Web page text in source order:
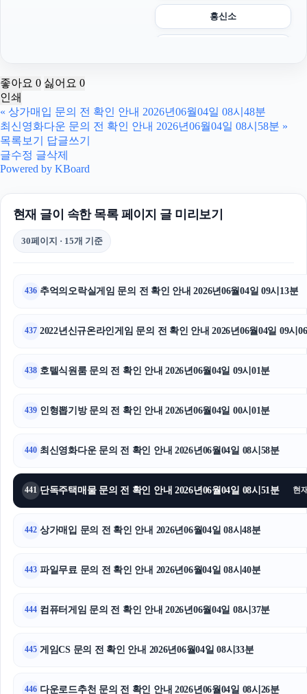
흥신소
서울암요양병원
대전이혼전문변호사
트립닷컴할인코드
동탄임플란트
좋아요 0 싫어요 0
인쇄
« 상가매입 문의 전 확인 안내 2026년06월04일 08시48분
최신영화다운 문의 전 확인 안내 2026년06월04일 08시58분 »
목록보기
답글쓰기
글수정 글삭제
Powered by KBoard
현재 글이 속한 목록 페이지 글 미리보기
30페이지 · 15개 기준
436 추억의오락실게임 문의 전 확인 안내 2026년06월04일 09시13분
437 2022년신규온라인게임 문의 전 확인 안내 2026년06월04일 09시
438 호텔식원룸 문의 전 확인 안내 2026년06월04일 09시01분
439 인형뽑기방 문의 전 확인 안내 2026년06월04일 00시01분
440 최신영화다운 문의 전 확인 안내 2026년06월04일 08시58분
441 단독주택매물 문의 전 확인 안내 2026년06월04일 08시51분 현
442 상가매입 문의 전 확인 안내 2026년06월04일 08시48분
443 파일무료 문의 전 확인 안내 2026년06월04일 08시40분
444 컴퓨터게임 문의 전 확인 안내 2026년06월04일 08시37분
445 게임CS 문의 전 확인 안내 2026년06월04일 08시33분
446 다운로드추천 문의 전 확인 안내 2026년06월04일 08시26분